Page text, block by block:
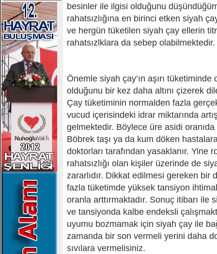
besinler ile ilgisi olduğunu
rahatsızlığına en birinci etken siyah
ve hergün tüketilen siyah çay ellerin
rahatsızlklara da sebep olabilmektedir.
Önemle siyah çay’ın aşırı
olduğunu bir kez daha altını çizerek
Çay tüketiminin normalden fazla
vucud içerisindeki idrar miktarında
gelmektedir. Böylece üre asidi oranıda
Böbrek taşı ya da kum döken
doktorları tarafından yasaklanır. Yine
rahatsızlığı olan kişiler üzerinde de
zararlıdır. Dikkat edilmesi gereken bir
fazla tüketimde yüksek tansiyon
oranla arttırmaktadır. Sonuç itibarı ile
ve tansiyonda kalbe endeksli
uyumu bozmamak için siyah çay ile
zamanda bir son vermeli yerini daha
sıvılara vermelisiniz.